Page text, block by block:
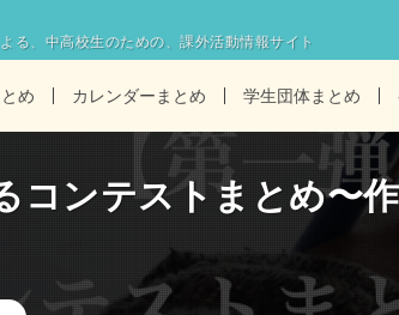
る、中高校生のための、課外活動情報サイト
め カレンダーまとめ 学生団体まとめ
コンテストまとめ〜